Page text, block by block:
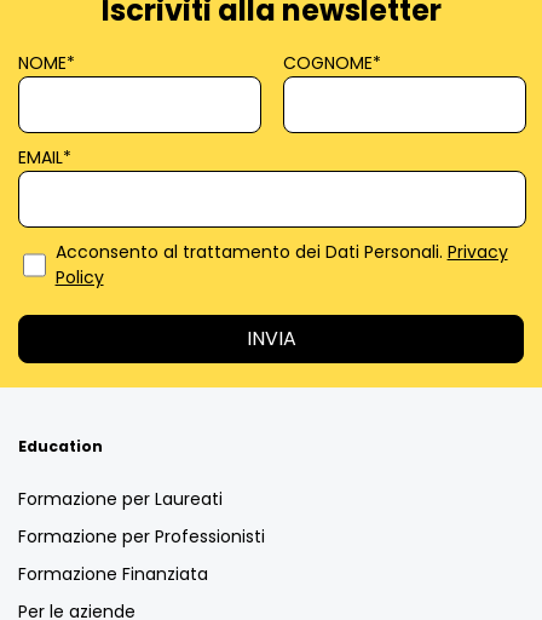
Iscriviti alla newsletter
NOME* COGNOME*
EMAIL*
Acconsento al trattamento dei Dati Personali. Privacy
Policy
Education
Formazione per Laureati
Formazione per Professionisti
Formazione Finanziata
Per le aziende